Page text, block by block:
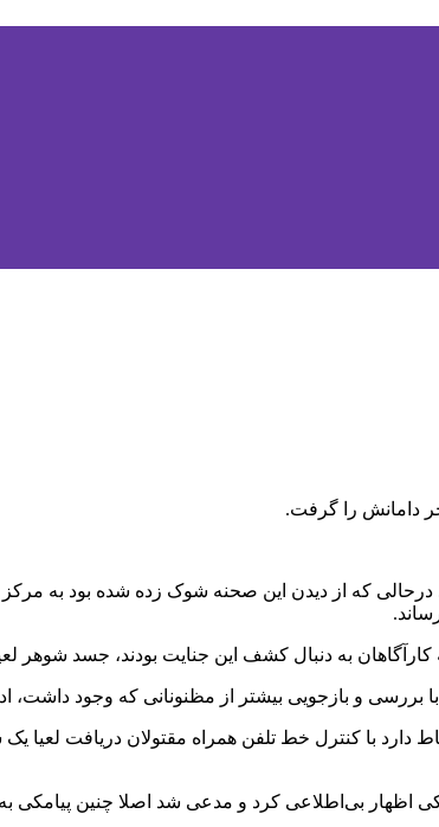
دامانش را گرفت.
که از دیدن این صحنه شوک زده شده بود به
به دنبال کشف این جنایت بودند، جسد شوهر
بررسی و بازجویی بیشتر از مظنونانی که وجود داشت،
دارد با کنترل خط تلفن همراه مقتولان دریافت لعیا
اظهار بی‌اطلاعی کرد و مدعی شد اصلا چنین پیامکی